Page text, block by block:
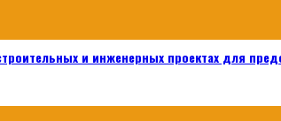
и инженерных проектах для